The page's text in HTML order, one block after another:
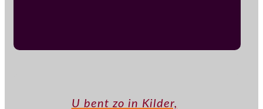
U bent zo in Kilder,